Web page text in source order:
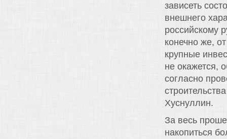
зависеть
внешнего
российскому
конечно же,
крупные
не окажется,
согласно
Хуснуллин.
За весь
накопиться